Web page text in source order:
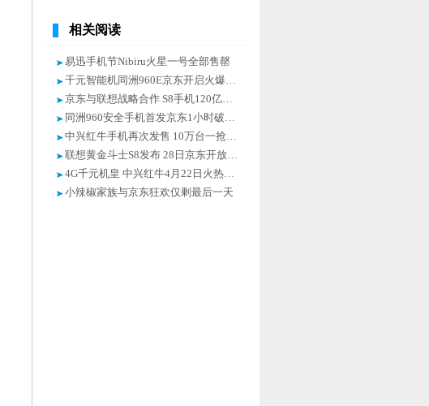
相关阅读
易迅手机节Nibiru火星一号全部售罄
千元智能机同洲960E京东开启火爆预约
京东与联想战略合作 S8手机120亿大单
同洲960安全手机首发京东1小时破万台
中兴红牛手机再次发售 10万台一抢而空
联想黄金斗士S8发布 28日京东开放购买
4G千元机皇 中兴红牛4月22日火热开卖
小辣椒家族与京东狂欢仅剩最后一天